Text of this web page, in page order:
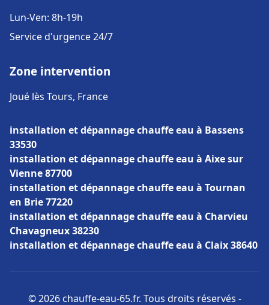
Lun-Ven: 8h-19h
Service d'urgence 24/7
Zone intervention
Joué lès Tours, France
installation et dépannage chauffe eau à Bassens
33530
installation et dépannage chauffe eau à Aixe sur
Vienne 87700
installation et dépannage chauffe eau à Tournan
en Brie 77220
installation et dépannage chauffe eau à Charvieu
Chavagneux 38230
installation et dépannage chauffe eau à Claix 38640
© 2026 chauffe-eau-65.fr. Tous droits réservés -